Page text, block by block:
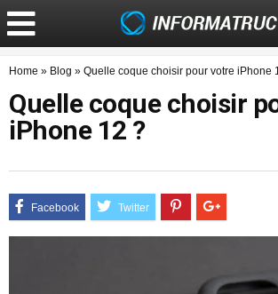
Home » Blog » Quelle coque choisir pour votre iPhone
Quelle coque choisir
iPhone 12 ?